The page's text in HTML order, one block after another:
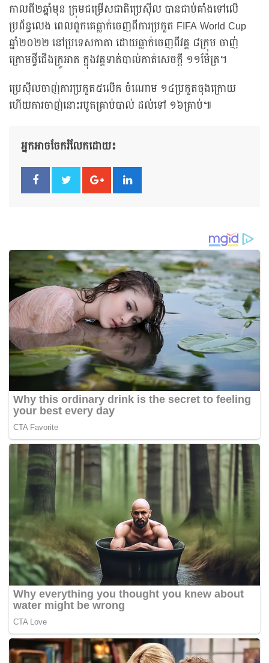
កាលពី២ឆ្នាំមុន ក្រុមជម្រើសជាតិប្រេស៊ីល បានជាប់គាំងទៅលើ
ប្រព័ន្ធលេង ពេលពួកគេធ្លាក់ចេញពីការប្រកួត FIFA World Cup
ឆ្នាំ២០២២ នៅប្រទេសកាតា ដោយធ្លាក់ចេញពីវគ្គ ៨ក្រុម ចាញ់
ក្រោមថ្វីជើងក្រូអាត ក្នុងវគ្គទាត់បាល់កាត់សេចក្តី ១១ម៉ែត្រ។
ប្រេស៊ីលចាញ់ការប្រកួត៥លើក ចំណោម ១៤ប្រកួតចុងក្រោយ
ហើយការចាញ់នោះរបូតគ្រាប់បាល់ ដល់ទៅ ១៦គ្រាប់៕
អ្នកអាចចែករំលែកដោយ៖